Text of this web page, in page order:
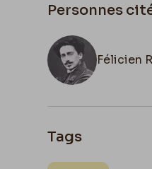
Personnes
Félicien
Tags